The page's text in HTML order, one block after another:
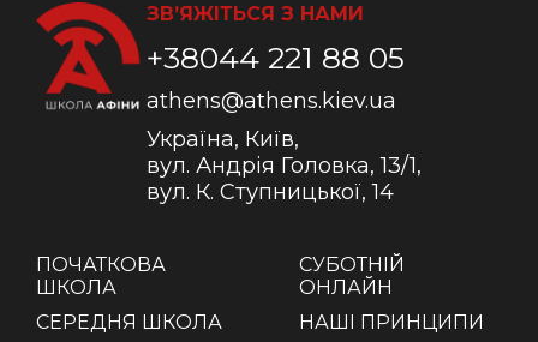
ПОЧАТКОВА
ШКОЛА
СЕРЕДНЯ ШКОЛА
СУБОТНІЙ
ОНЛАЙН
НАШІ ПРИНЦИПИ
ЗВ’ЯЖІТЬСЯ З НАМИ
+38044 221 88 05
athens@athens.kiev.ua
Україна, Київ,
вул. Андрія Головка, 13/1,
вул. К. Ступницької, 14